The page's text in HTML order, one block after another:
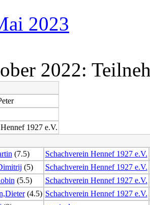
2023
2022:
1927 e.V.
(7.5)
Schachverein Hennef 1927 e.V.
(5)
Schachverein Hennef 1927 e.V.
(5.5)
Schachverein Hennef 1927 e.V.
(4.5) Schachverein Hennef 1927 e.V.